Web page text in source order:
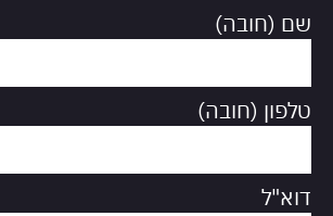
שם (חובה)
טלפון (חובה)
דוא"ל